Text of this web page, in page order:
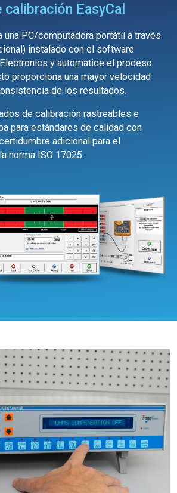
EasyCal
una PC/computadora portátil a través
instalado con el software
y automatice el proceso
proporciona una mayor velocidad
de los resultados.
de calibración rastreables e
para estándares de calidad con
adicional para el
norma ISO 17025.